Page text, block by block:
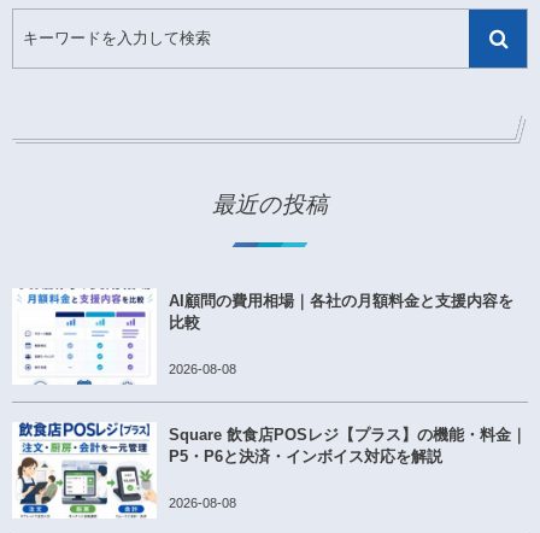
最近の投稿
AI顧問の費用相場｜各社の月額料金と支援内容を
比較
2026-08-08
Square 飲食店POSレジ【プラス】の機能・料金｜
P5・P6と決済・インボイス対応を解説
2026-08-08